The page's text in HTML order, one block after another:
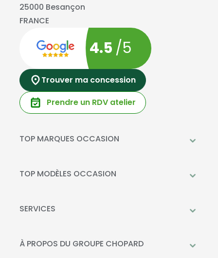
25000 Besançon
FRANCE
4.5 /5
Trouver ma concession
Prendre un RDV atelier
TOP MARQUES OCCASION
Mercedes-Benz
Kia
TOP MODÈLES OCCASION
Peugeot 208
SERVICES
Livraison à domicile
À PROPOS DU GROUPE CHOPARD